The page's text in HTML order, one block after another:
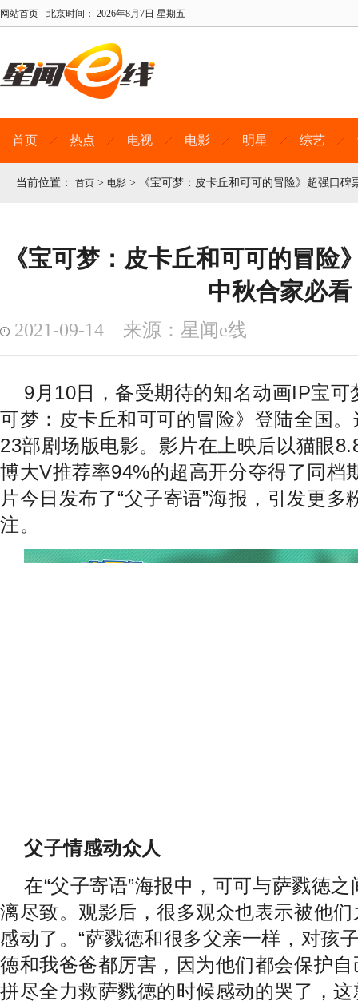
网站首页 北京时间： 2026年8月7日 星期五
首页 热点 电视 电影 明星 综艺
当前位置： 首页 > 电影 > 《宝可梦：皮卡丘和可可的冒险》超强口
《宝可梦：皮卡丘和可可的冒险
中秋合家必看
2021-09-14 来源：星闻e线
9 月 10日，备受期待的知名动画IP宝可
可梦：皮卡丘和可可的冒险》登陆全国
23部剧场版电影。影片在上映后以猫眼
博大V推荐率94%的超高开分夺得了同档
片今日发布了“父子寄语”海报，引发更多
注。
父子情感动众人
在“父子寄语”海报中，可可与萨戮徳
漓尽致。观影后，很多观众也表示被他
感动了。“萨戮徳和很多父亲一样，对孩
徳和我爸爸都厉害，因为他们都会保护自
拼尽全力救萨戮徳的时候感动的哭了，